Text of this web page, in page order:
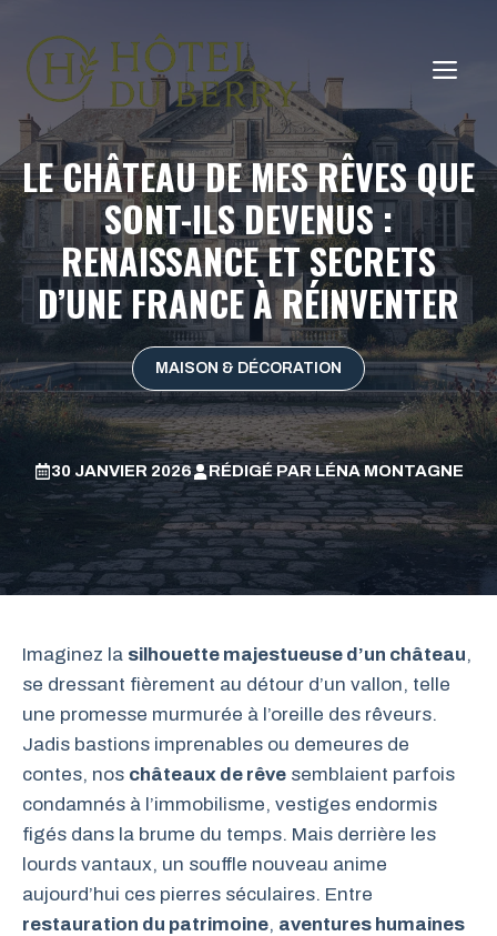
contenu
LE CHÂTEAU DE MES RÊVES QUE
SONT-ILS DEVENUS :
RENAISSANCE ET SECRETS
D’UNE FRANCE À RÉINVENTER
MAISON & DÉCORATION
30 JANVIER 2026 RÉDIGÉ PARLÉNA MONTAGNE
Imaginez la silhouette majestueuse d’un château,
se dressant fièrement au détour d’un vallon, telle
une promesse murmurée à l’oreille des rêveurs.
Jadis bastions imprenables ou demeures de
contes, nos châteaux de rêve semblaient parfois
condamnés à l’immobilisme, vestiges endormis
figés dans la brume du temps. Mais derrière les
lourds vantaux, un souffle nouveau anime
aujourd’hui ces pierres séculaires. Entre
restauration du patrimoine, aventures humaines